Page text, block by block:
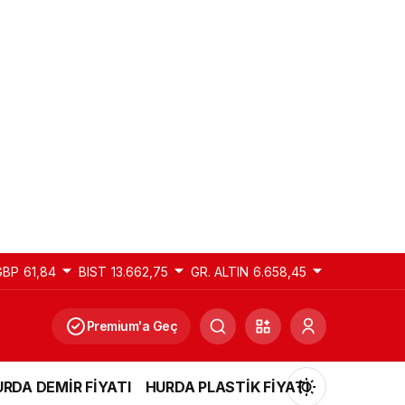
61,84 BIST 13.662,75 GR. ALTIN 6.658,45
Premium'a Geç
DEMİR FİYATI HURDA PLASTİK FİYATI